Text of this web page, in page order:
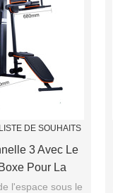
DE SOUHAITS
3 Avec Le
Pour La
Maison
l'espace sous le